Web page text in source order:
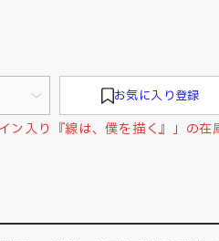
お気に入り登録
ン入り『線は、僕を描く』」の在